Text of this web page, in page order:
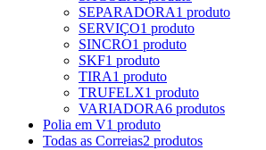
SEPARADORA1 produto
SERVIÇO1 produto
SINCRO1 produto
SKF1 produto
TIRA1 produto
TRUFELX1 produto
VARIADORA6 produtos
Polia em V1 produto
Todas as Correias2 produtos